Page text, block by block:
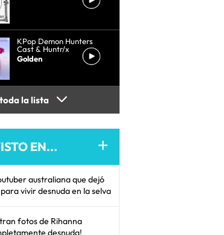
KPop Demon Hunters
Cast & Huntr/x
Golden
la lista
EN...
australiana que dejó
vivir desnuda en la selva
fotos de Rihanna
desnuda!